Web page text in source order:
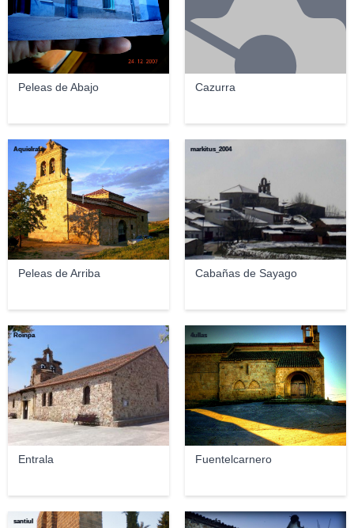
Peleas de Abajo Cazurra
Peleas de Arriba
Aquielrafa
Cabañas de Sayago
markitus_2004
Entrala
Roinpa
Fuentelcarnero
4ullas
santiul Aquielrafa